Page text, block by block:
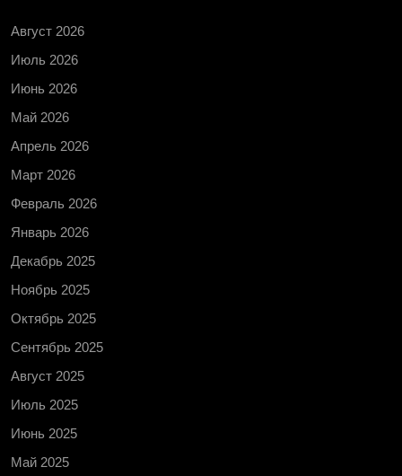
Август 2026
Июль 2026
Июнь 2026
Май 2026
Апрель 2026
Март 2026
Февраль 2026
Январь 2026
Декабрь 2025
Ноябрь 2025
Октябрь 2025
Сентябрь 2025
Август 2025
Июль 2025
Июнь 2025
Май 2025